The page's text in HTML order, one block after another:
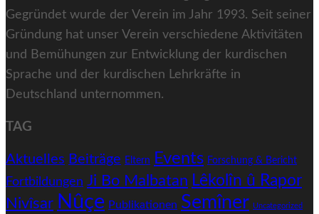
Gegründet wurde der Verein im Jahr 1993. Seit seiner
Gründung hat unser Verein verschiedene Aktivitäten
und Bemühungen zur Entwicklung der kurdischen
Sprache und der kurdischen Lehrkräfte in
Deutschland unternommen.
TAG
Aktuelles Beiträge Eltern Events Forschung & Bericht
Fortbildungen Ji Bo Malbatan Lêkolîn û Rapor
Nivîsar Nûçe Publikationen Semîner Uncategorized